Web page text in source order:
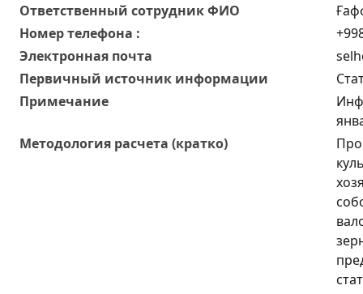
Oтветственный сотрудник ФИО
Номер телефона :
Электронная почта
Первичный источник информации
Примечание
Методология расчета (кратко)